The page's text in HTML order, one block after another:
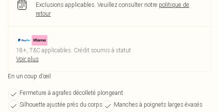
Exclusions applicables. Veuillez consulter notre politique de
retour
18+, T&C applicables. Crédit soumis à statut
Voir plus
En un coup d’œil
Fermeture à agrafes décolleté plongeant
Silhouette ajustée près du corps
Manches à poignets larges évasés